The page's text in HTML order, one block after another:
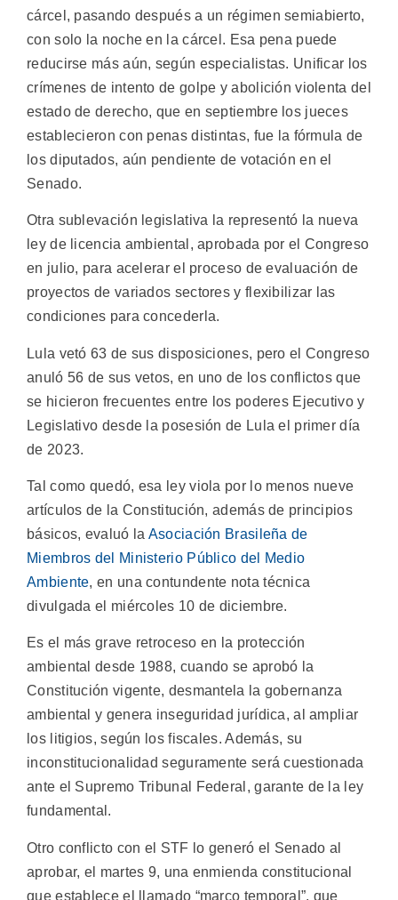
cárcel, pasando después a un régimen semiabierto,
con solo la noche en la cárcel. Esa pena puede
reducirse más aún, según especialistas. Unificar los
crímenes de intento de golpe y abolición violenta del
estado de derecho, que en septiembre los jueces
establecieron con penas distintas, fue la fórmula de
los diputados, aún pendiente de votación en el
Senado.
Otra sublevación legislativa la representó la nueva
ley de licencia ambiental, aprobada por el Congreso
en julio, para acelerar el proceso de evaluación de
proyectos de variados sectores y flexibilizar las
condiciones para concederla.
Lula vetó 63 de sus disposiciones, pero el Congreso
anuló 56 de sus vetos, en uno de los conflictos que
se hicieron frecuentes entre los poderes Ejecutivo y
Legislativo desde la posesión de Lula el primer día
de 2023.
Tal como quedó, esa ley viola por lo menos nueve
artículos de la Constitución, además de principios
básicos, evaluó la Asociación Brasileña de
Miembros del Ministerio Público del Medio
Ambiente, en una contundente nota técnica
divulgada el miércoles 10 de diciembre.
Es el más grave retroceso en la protección
ambiental desde 1988, cuando se aprobó la
Constitución vigente, desmantela la gobernanza
ambiental y genera inseguridad jurídica, al ampliar
los litigios, según los fiscales. Además, su
inconstitucionalidad seguramente será cuestionada
ante el Supremo Tribunal Federal, garante de la ley
fundamental.
Otro conflicto con el STF lo generó el Senado al
aprobar, el martes 9, una enmienda constitucional
que establece el llamado “marco temporal”, que